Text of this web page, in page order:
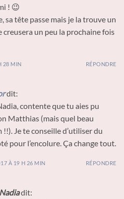
! 😉
sa tête passe mais je la trouve un
creusera un peu la prochaine fois
28 MIN RÉPONDRE
dit:
contente que tu aies pu
Matthias (mais quel beau
!!). Je te conseille d’utiliser du
pour l’encolure. Ça change tout.
À 19 H 26 MIN RÉPONDRE
Nadiadit: